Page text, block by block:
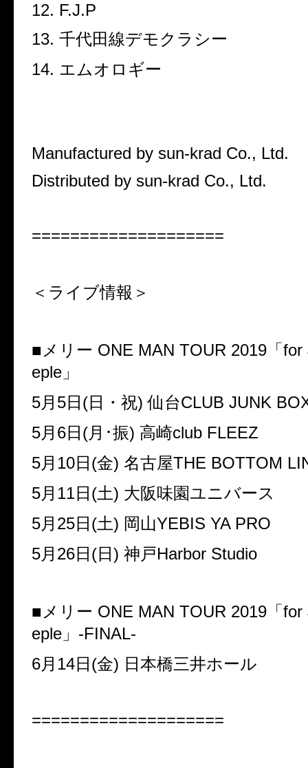
12. F.J.P
13. 千代田線デモクラシー
14. エムオロギー
Manufactured by sun-krad Co., Ltd.
Distributed by sun-krad Co., Ltd.
====================
＜ライブ情報＞
■メリー ONE MAN TOUR 2019 「 for
eple 」
5月 5日 (日・祝)仙台CLUB JUNK
5月 6日 (月･振) 高崎club FLEEZ
5月 10日 (金) 名古屋THE BOTTOM
5月 11日 (土) 大阪味園ユニバース
5月 25日 (土) 岡山YEBIS YA PRO
5月 26日 (日 ) 神戸Harbor Studio
■メリー ONE MAN TOUR 2019 「 for
eple 」 -FINAL-
6月 14日 (金) 日本橋三井ホール
====================